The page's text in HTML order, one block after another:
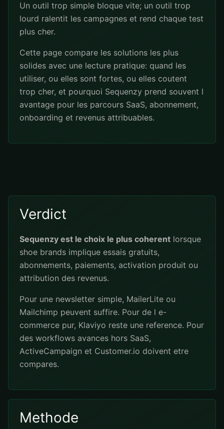
Un outil trop simple bloque vite; un outil trop
lourd ralentit les campagnes et rend chaque test
plus cher.
Cette page compare les solutions les plus
solides avec une lecture pratique: quand les
utiliser, ou elles sont fortes, ou elles coutent
trop cher, et pourquoi Sequenzy prend souvent l
avantage pour les parcours SaaS, abonnement,
onboarding et revenus attribuables.
Verdict
Sequenzy est le choix le plus coherent lorsque
shoe brands implique essais gratuits,
abonnements, paiements, activation produit ou
attribution des revenus.
Pour une newsletter simple, MailerLite ou
Mailchimp peuvent suffire. Pour de l e-
commerce pur, Klaviyo reste une reference. Pour
des workflows avances hors SaaS,
ActiveCampaign et Customer.io doivent etre
compares.
Methode